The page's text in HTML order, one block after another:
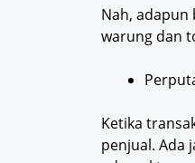
Nah, adapun
warung dan
Ketika
penjual. Ada